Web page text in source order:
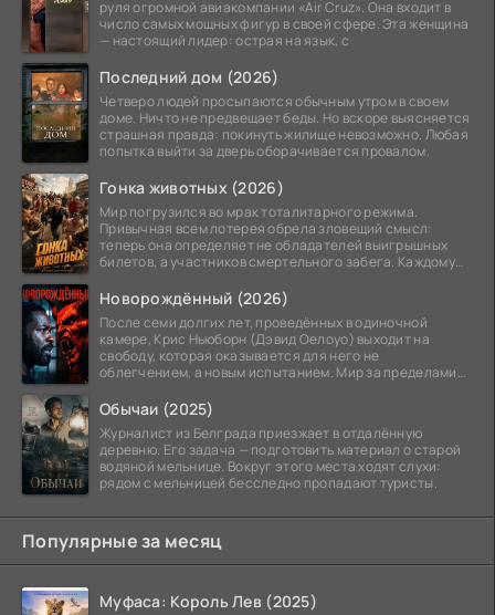
руля огромной авиакомпании «Air Cruz». Она входит в
число самых мощных фигур в своей сфере. Эта женщина
— настоящий лидер: острая на язык, с
Последний дом (2026)
Четверо людей просыпаются обычным утром в своем
доме. Ничто не предвещает беды. Но вскоре выясняется
страшная правда: покинуть жилище невозможно. Любая
попытка выйти за дверь оборачивается провалом.
Гонка животных (2026)
Мир погрузился во мрак тоталитарного режима.
Привычная всем лотерея обрела зловещий смысл:
теперь она определяет не обладателей выигрышных
билетов, а участников смертельного забега. Каждому
Новорождённый (2026)
После семи долгих лет, проведённых в одиночной
камере, Крис Ньюборн (Дэвид Оелоуо) выходит на
свободу, которая оказывается для него не
облегчением, а новым испытанием. Мир за пределами
Обычаи (2025)
Журналист из Белграда приезжает в отдалённую
деревню. Его задача — подготовить материал о старой
водяной мельнице. Вокруг этого места ходят слухи:
рядом с мельницей бесследно пропадают туристы.
Популярные за месяц
Муфаса: Король Лев (2025)